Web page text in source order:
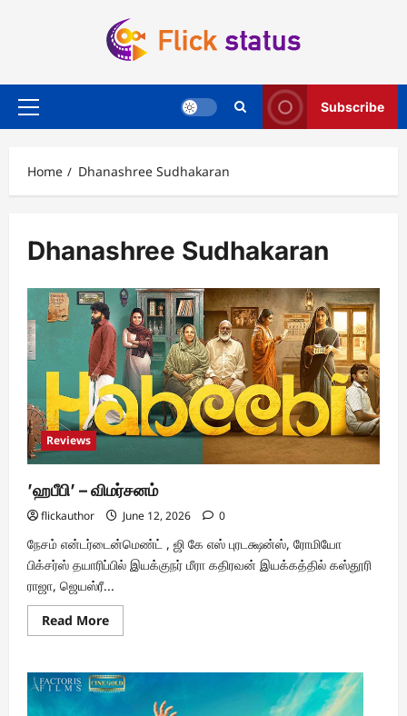
Primary
Subscribe
Home Dhanashree Sudhakaran
Dhanashree Sudhakaran
Reviews
’ஹபீபி’ – விமர்சனம்
flickauthor June 12, 2026 0
நேசம் என்டர்டைன்மெண்ட் , ஜி கே எஸ் புரடக்ஷன்ஸ், ரோமியோ
பிக்சர்ஸ் தயாரிப்பில் இயக்குநர் மீரா கதிரவன் இயக்கத்தில் கஸ்தூரி
ராஜா, ஜெயஸ்ரீ...
Read MoreRead
more
–
விமர்சனம்